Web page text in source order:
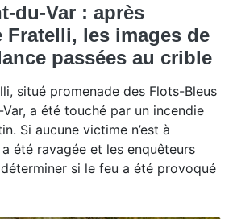
du-Var : après
Fratelli, les images de
passées au crible
situé promenade des Flots-Bleus
a été touché par un incendie
Si aucune victime n’est à
été ravagée et les enquêteurs
si le feu a été provoqué